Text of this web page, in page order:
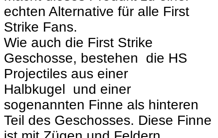
echten Alternative für alle First
Strike Fans.
Wie auch die First Strike
Geschosse, bestehen die HS
Projectiles aus einer
Halbkugel und einer
sogenannten Finne als hinteren
Teil des Geschosses. Diese Finne